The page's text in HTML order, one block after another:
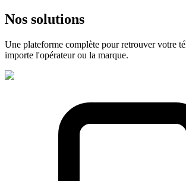
Nos solutions
Une plateforme complète pour retrouver votre
importe l'opérateur ou la marque.